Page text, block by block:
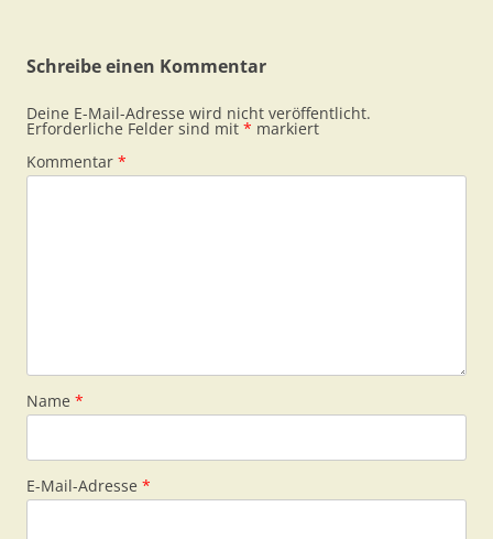
Schreibe einen Kommentar
Deine E-Mail-Adresse wird nicht veröffentlicht.
Erforderliche Felder sind mit * markiert
Kommentar *
Name *
E-Mail-Adresse *